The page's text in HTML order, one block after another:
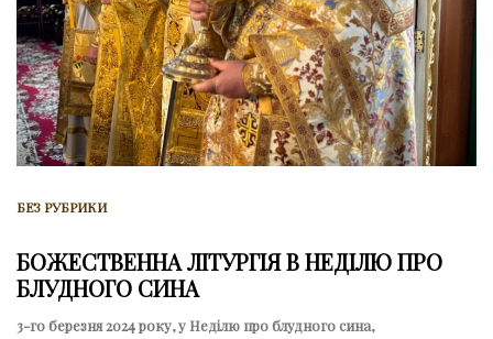
БЕЗ РУБРИКИ
БОЖЕСТВЕННА ЛІТУРГІЯ В НЕДІЛЮ ПРО
БЛУДНОГО СИНА
3-го березня 2024 року, у Неділю про блудного сина,